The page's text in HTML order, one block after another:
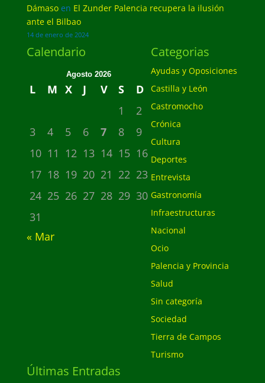
Dámasoen El Zunder Palencia recupera la ilusión
ante el Bilbao
14 de enero de 2024
Calendario
Agosto 2026
L M X J V S
D
1
2
3
4 5 6 7 8
9
10 11 12 13 14 15 16
17 18 19 20 21 22 23
24 25 26 27 28 29 30
31
« Mar
Categorias
Ayudas y Oposiciones
Castilla y León
Castromocho
Crónica
Cultura
Deportes
Entrevista
Gastronomía
Infraestructuras
Nacional
Ocio
Palencia y Provincia
Salud
Sin categoría
Sociedad
Tierra de Campos
Turismo
Últimas Entradas